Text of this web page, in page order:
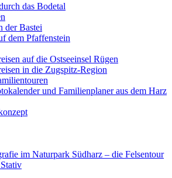
das Bodetal
der Bastei
dem Pfaffenstein
auf die Ostseeinsel Rügen
in die Zugspitz-Region
und Familienplaner aus dem Harz
im Naturpark Südharz – die Felsentour